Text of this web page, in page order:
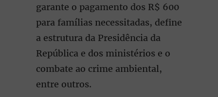
garante o pagamento dos R$ 600
para famílias necessitadas, define
a estrutura da Presidência da
República e dos ministérios e o
combate ao crime ambiental,
entre outros.